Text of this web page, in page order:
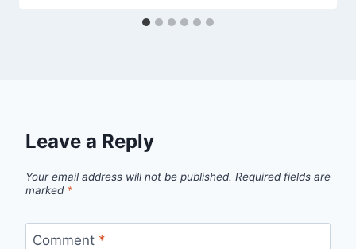
Leave a Reply
Your email address will not be published. Required fields are
marked *
Comment *